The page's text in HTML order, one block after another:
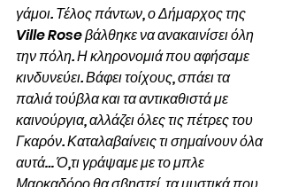
γάμοι. Τέλος πάντων, ο Δήμαρχος της
Ville Rose βάλθηκε να ανακαινίσει όλη
την πόλη. Η κληρονομιά που αφήσαμε
κινδυνεύει. Βάφει τοίχους, σπάει τα
παλιά τούβλα και τα αντικαθιστά με
καινούργια, αλλάζει όλες τις πέτρες του
Γκαρόν. Καταλαβαίνεις τι σημαίνουν όλα
αυτά… Ό,τι γράψαμε με το μπλε